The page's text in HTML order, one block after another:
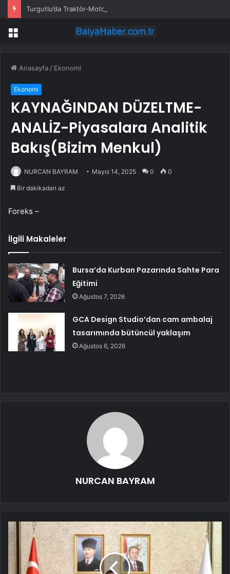
Turgutlu’da Traktör-Motosiklet Kazası
Menü
Anasayfa / Ekonomi
Ekonomi
KAYNAĞINDAN DÜZELTME-
ANALİZ-Piyasalara Analitik
Bakış(Bizim Menkul)
NURCAN BAYRAM Mayıs 14, 2025 0 0
Bir dakikadan az
Foreks –
İlgili Makaleler
Bursa’da Kurban Pazarında Sahte Para
Eğitimi
Ağustos 7, 2026
GCA Design Studio’dan cam ambalaj
tasarımında bütüncül yaklaşım
Ağustos 6, 2026
NURCAN BAYRAM